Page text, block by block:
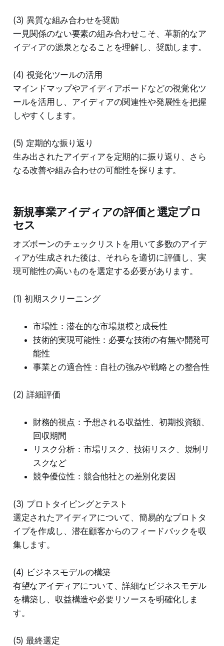
(3) 異質な組み合わせを奨励
一見関係のない要素の組み合わせこそ、革新的なア
イディアの源泉となることを理解し、奨励します。
(4) 視覚化ツールの活用
マインドマップやアイディアボードなどの視覚化ツ
ールを活用し、アイディアの関連性や発展性を把握
しやすくします。
(5) 定期的な振り返り
生み出されたアイディアを定期的に振り返り、さら
なる改善や組み合わせの可能性を探ります。
新規事業アイディアの評価と選定プロ
セス
オズボーンのチェックリストを用いて多数のアイデ
ィアが生成された後は、それらを適切に評価し、実
現可能性の高いものを選定する必要があります。
(1) 初期スクリーニング
市場性：潜在的な市場規模と成長性
技術的実現可能性：必要な技術の有無や開発可
能性
事業との適合性：自社の強みや戦略との整合性
(2) 詳細評価
財務的視点：予想される収益性、初期投資額、
回収期間
リスク分析：市場リスク、技術リスク、規制リ
スクなど
競争優位性：競合他社との差別化要因
(3) プロトタイピングとテスト
選定されたアイディアについて、簡易的なプロトタ
イプを作成し、潜在顧客からのフィードバックを収
集します。
(4) ビジネスモデルの構築
有望なアイディアについて、詳細なビジネスモデル
を構築し、収益構造や必要リソースを明確化しま
す。
(5) 最終選定